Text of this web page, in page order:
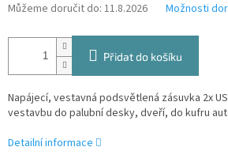
Můžeme doručit do: 11.8.2026 Možnosti
Přidat do košíku
Napájecí, vestavná podsvětlená zásuvka 2x
vestavbu do palubní desky, dveří, do kufru
Detailní informace